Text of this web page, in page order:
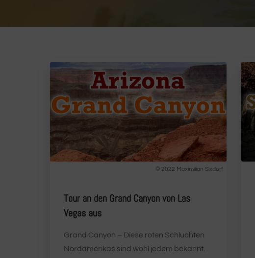
© 2022 Maximilian Sixdorf
Tour an den Grand Canyon von Las
Vegas aus
Grand Canyon – Diese roten Schluchten
Nordamerikas sind wohl jedem bekannt.